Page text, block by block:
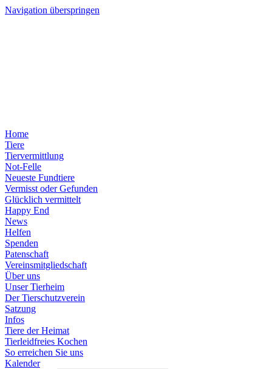
Navigation überspringen
Home
Tiere
Tiervermittlung
Not-Felle
Neueste Fundtiere
Vermisst oder Gefunden
Glücklich vermittelt
Happy End
News
Helfen
Spenden
Patenschaft
Vereinsmitgliedschaft
Über uns
Unser Tierheim
Der Tierschutzverein
Satzung
Infos
Tiere der Heimat
Tierleidfreies Kochen
So erreichen Sie uns
Kalender